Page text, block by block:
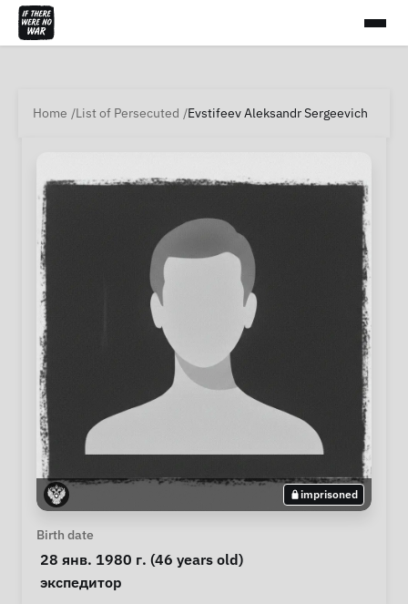
Home List of Persecuted Evstifeev Aleksandr Sergeevich
imprisoned
Personal Information
Birth date
28 янв. 1980 г. (46 years old)
Notes
экспедитор